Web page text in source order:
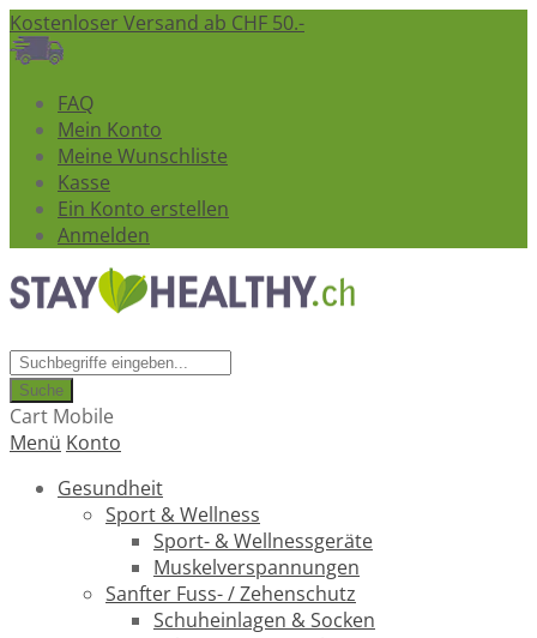
Kostenloser Versand ab CHF 50.-
FAQ
Mein Konto
Meine Wunschliste
Kasse
Ein Konto erstellen
Anmelden
Suche
Cart Mobile
Menü Konto
Gesundheit
Sport & Wellness
Sport- & Wellnessgeräte
Muskelverspannungen
Sanfter Fuss- / Zehenschutz
Schuheinlagen & Socken